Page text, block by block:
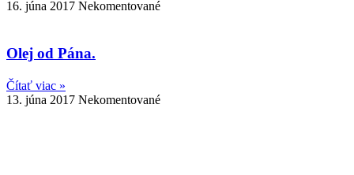
16. júna 2017 Nekomentované
Olej od Pána.
Čítať viac »
13. júna 2017 Nekomentované